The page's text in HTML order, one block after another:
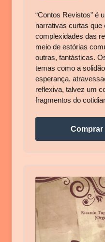
“Contos Revistos” é
narrativas curtas que
complexidades das
meio de estórias
outras, fantásticas.
temas como a
esperança,
reflexiva, talvez um
fragmentos do
Comprar